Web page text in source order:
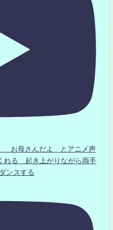
お母さんだよ とアニメ声
れる 起き上がりながら両手
ンスする